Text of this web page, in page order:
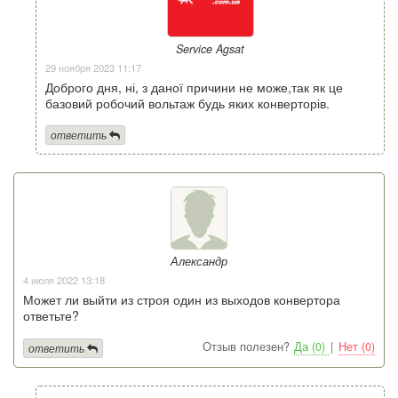
Service Agsat
29 ноября 2023 11:17
Доброго дня, ні, з даної причини не може,так як це
базовий робочий вольтаж будь яких конверторів.
ответить
Александр
4 июля 2022 13:18
Может ли выйти из строя один из выходов конвертора
ответьте?
Отзыв полезен? Да (0) | Нет (0)
ответить